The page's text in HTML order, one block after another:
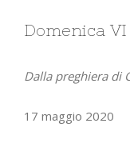
Larger
Domenica VI
Dalla preghiera di
17 maggio 2020